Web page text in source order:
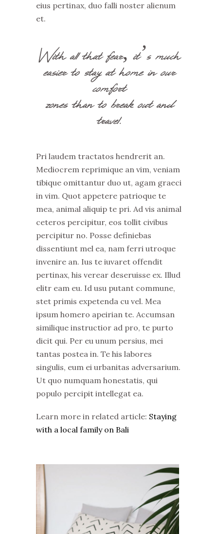
eius pertinax, duo falli noster alienum
et.
With all that fear, it’s much
easier to stay at home in our
comfort
zones than to break out and
travel.
Pri laudem tractatos hendrerit an.
Mediocrem reprimique an vim, veniam
tibique omittantur duo ut, agam graeci
in vim. Quot appetere patrioque te
mea, animal aliquip te pri. Ad vis animal
ceteros percipitur, eos tollit civibus
percipitur no. Posse definiebas
dissentiunt mel ea, nam ferri utroque
invenire an. Ius te iuvaret offendit
pertinax, his verear deseruisse ex. Illud
elitr eam eu. Id usu putant commune,
stet primis expetenda cu vel. Mea
ipsum homero apeirian te. Accumsan
similique instructior ad pro, te purto
dicit qui. Per eu unum persius, mei
tantas postea in. Te his labores
singulis, eum ei urbanitas adversarium.
Ut quo numquam honestatis, qui
populo percipit intellegat ea.
Learn more in related article: Staying
with a local family on Bali